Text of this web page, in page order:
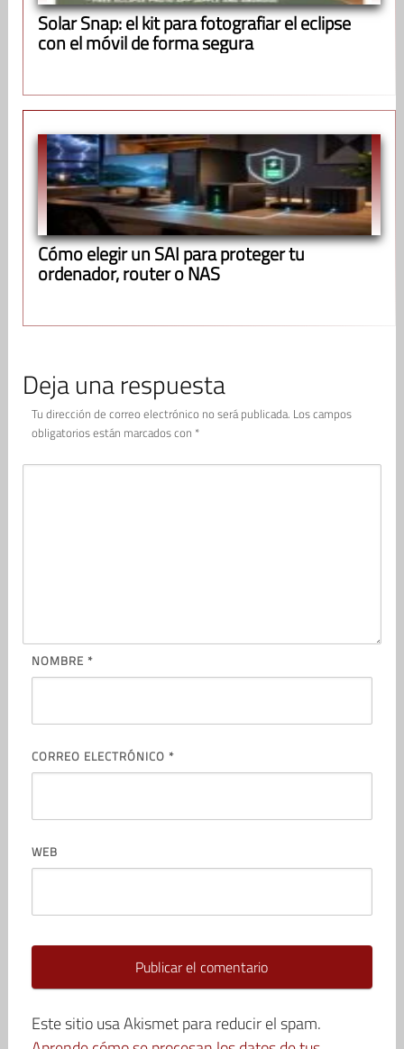
Solar Snap: el kit para fotografiar el eclipse
con el móvil de forma segura
Cómo elegir un SAI para proteger tu
ordenador, router o NAS
Deja una respuesta
Tu dirección de correo electrónico no será publicada. Los campos
obligatorios están marcados con *
NOMBRE *
CORREO ELECTRÓNICO *
WEB
Este sitio usa Akismet para reducir el spam.